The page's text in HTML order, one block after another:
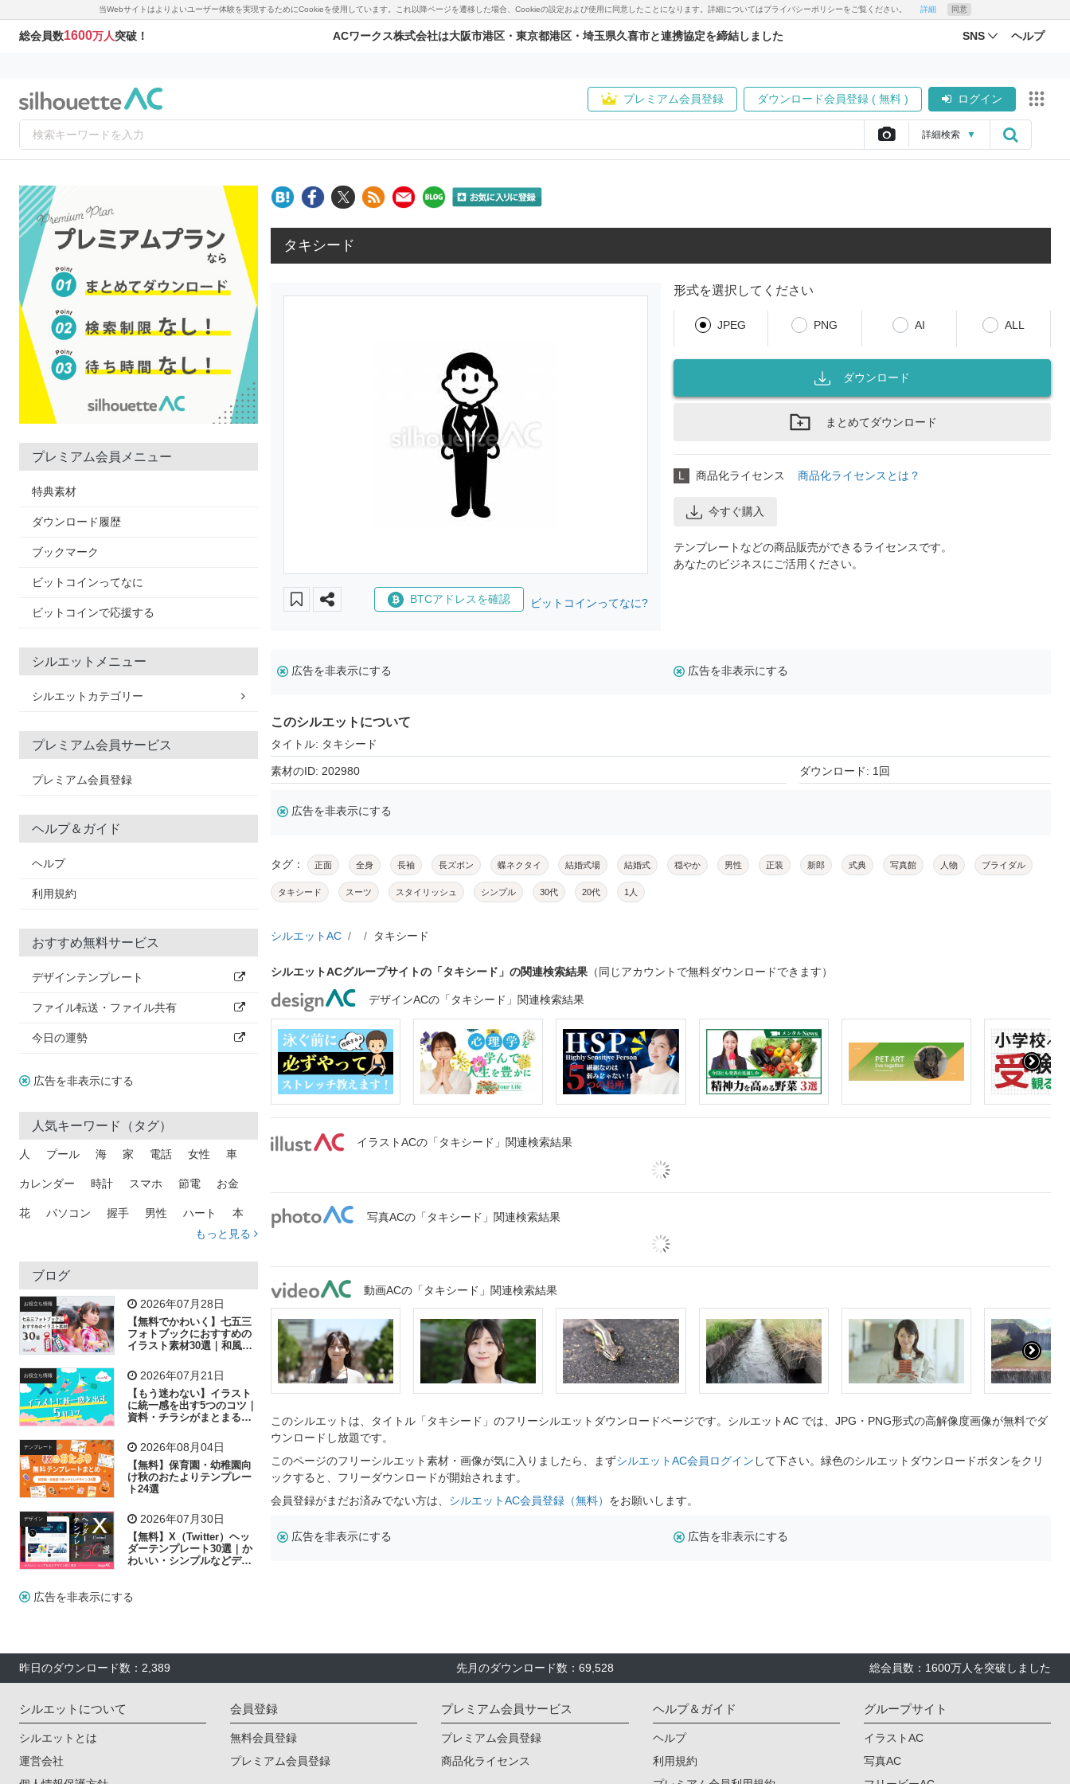
当Webサイトはよりよいユーザー体験を実現するためにCookieを使用しています。これ以降ページを遷移した場合、Cookieの設定および使用に同意したことになります。詳細についてはプライバシーポリシーをご覧ください。 詳細 同意
総会員数1600万人突破！ ACワークス株式会社は大阪市港区・東京都港区・埼玉県久喜市と連携協定を締結しました SNS ヘルプ
プレミアム会員登録 ダウンロード会員登録 ( 無料 ) ログイン
詳細検索 ▼
プレミアム会員メニュー
特典素材
ダウンロード履歴
ブックマーク
ビットコインってなに
ビットコインで応援する
シルエットメニュー
シルエットカテゴリー
プレミアム会員サービス
プレミアム会員登録
ヘルプ＆ガイド
ヘルプ
利用規約
おすすめ無料サービス
デザインテンプレート
ファイル転送・ファイル共有
今日の運勢
広告を非表示にする
人気キーワード（タグ）
人 プール 海 家 電話 女性 車
カレンダー 時計 スマホ 節電 お金
花 パソコン 握手 男性 ハート 本
トラック 木
吹き出し
飛行機 グラフ ビル 魚 家族 書類
歩く 工場 会社 太陽 キラキラ
子供 作業員 相談 ピクトグラム
もっと見る
ブログ
お役立ち情報 2026年07月28日
【無料でかわいく】七五三
フォトブックにおすすめの
イラスト素材30選｜和風の
お役立ち情報 2026年07月21日
【もう迷わない】イラスト
に統一感を出す5つのコツ｜
資料・チラシがまとまるフ
テンプレート 2026年08月04日
【無料】保育園・幼稚園向
け秋のおたよりテンプレー
ト24選
デザイン 2026年07月30日
【無料】X（Twitter）ヘッ
ダーテンプレート30選｜か
わいい・シンプルなどデザ
広告を非表示にする
タキシード
BTCアドレスを確認 ビットコインってなに?
形式を選択してください
JPEG PNG AI ALL
ダウンロード
まとめてダウンロード
L 商品化ライセンス 商品化ライセンスとは？
今すぐ購入
テンプレートなどの商品販売ができるライセンスです。
あなたのビジネスにご活用ください。
広告を非表示にする 広告を非表示にする
このシルエットについて
タイトル: タキシード
素材のID: 202980 ダウンロード: 1回
広告を非表示にする
タグ： 正面 全身 長袖 長ズボン 蝶ネクタイ 結婚式場 結婚式 穏やか 男性 正装 新郎 式典 写真館 人物 ブライダル
タキシード スーツ スタイリッシュ シンプル 30代 20代 1人
シルエットAC タキシード
シルエットACグループサイトの「タキシード」の関連検索結果 （同じアカウントで無料ダウンロードできます）
デザインACの「タキシード」関連検索結果
イラストACの「タキシード」関連検索結果
写真ACの「タキシード」関連検索結果
動画ACの「タキシード」関連検索結果
このシルエットは、タイトル「タキシード」のフリーシルエットダウンロードページです。シルエットAC では、JPG・PNG形式の高解像度画像が無料でダ
ウンロードし放題です。
このページのフリーシルエット素材・画像が気に入りましたら、まずシルエットAC会員ログイン して下さい。緑色のシルエットダウンロードボタンをクリ
ックすると、フリーダウンロードが開始されます。
会員登録がまだお済みでない方は、 シルエットAC会員登録（無料） をお願いします。
広告を非表示にする 広告を非表示にする
昨日のダウンロード数：2,389 先月のダウンロード数：69,528 総会員数：1600万人を突破しました
シルエットについて
シルエットとは
運営会社
会員登録
無料会員登録
プレミアム会員登録
プレミアム会員サービス
プレミアム会員登録
商品化ライセンス
ヘルプ＆ガイド
ヘルプ
利用規約
グループサイト
イラストAC
写真AC